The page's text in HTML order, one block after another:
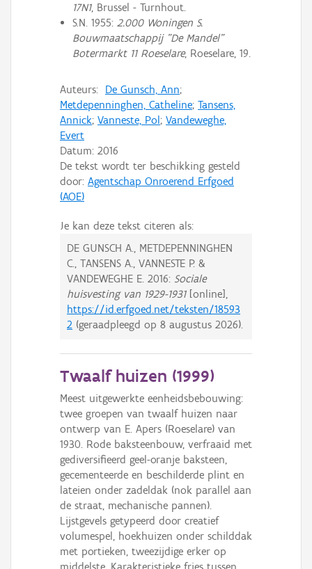
17N1, Brussel - Turnhout.
S.N. 1955: 2.000 Woningen S.
Bouwmaatschappij "De Mandel"
Botermarkt 11 Roeselare, Roeselare, 19.
Auteurs: De Gunsch, Ann;
Metdepenninghen, Catheline; Tansens,
Annick; Vanneste, Pol; Vandeweghe,
Evert
Datum: 2016
De tekst wordt ter beschikking gesteld
door: Agentschap Onroerend Erfgoed
(AOE)
Je kan deze tekst citeren als:
DE GUNSCH A., METDEPENNINGHEN
C., TANSENS A., VANNESTE P. &
VANDEWEGHE E. 2016: Sociale
huisvesting van 1929-1931[online],
https://id.erfgoed.net/teksten/18593
2 (geraadpleegd op 8 augustus 2026).
Twaalf huizen (1999)
Meest uitgewerkte eenheidsbebouwing:
twee groepen van twaalf huizen naar
ontwerp van E. Apers (Roeselare) van
1930. Rode baksteenbouw, verfraaid met
gediversifieerd geel-oranje baksteen,
gecementeerde en beschilderde plint en
lateien onder zadeldak (nok parallel aan
de straat, mechanische pannen).
Lijstgevels getypeerd door creatief
volumespel, hoekhuizen onder schilddak
met portieken, tweezijdige erker op